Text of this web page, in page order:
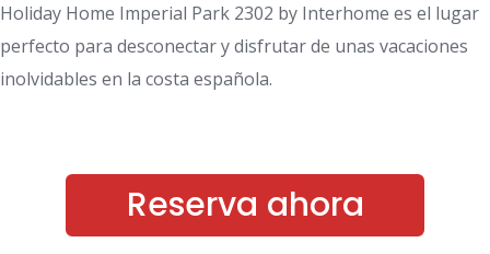
Holiday Home Imperial Park 2302 by Interhome es el lugar
perfecto para desconectar y disfrutar de unas vacaciones
inolvidables en la costa española.
Reserva ahora